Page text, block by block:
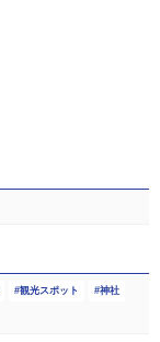
観光スポット 神社